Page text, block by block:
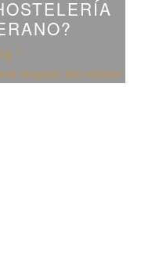
/
después del verano?